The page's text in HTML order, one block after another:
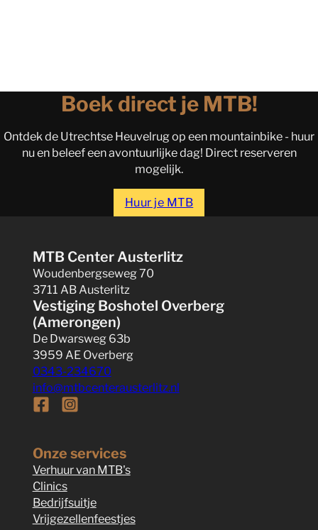
Boek direct je MTB!
Ontdek de Utrechtse Heuvelrug op een mountainbike - huur
nu en beleef een avontuurlijke dag! Direct reserveren
mogelijk.
Huur je MTB
MTB Center Austerlitz
Woudenbergseweg 70
3711 AB Austerlitz
Vestiging Boshotel Overberg
(Amerongen)
De Dwarsweg 63b
3959 AE Overberg
0343-234670
info@mtbcenterausterlitz.nl
Follow us on Facebook
Follow us on Instagram
Onze services
Verhuur van MTB's
Clinics
Bedrijfsuitje
Vrijgezellenfeestjes